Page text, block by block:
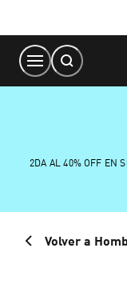
Content
2DA AL 40% OFF EN
Volver a